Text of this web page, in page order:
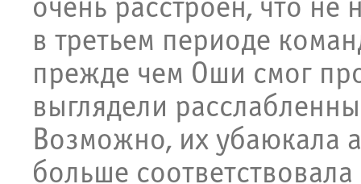
очень расстроен, что не
в третьем периоде
прежде чем Оши смог
выглядели
Возможно, их убаюкала
больше